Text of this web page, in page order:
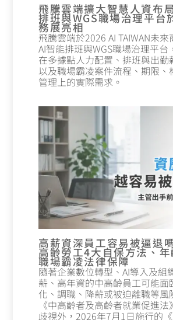
飛騰雲端擴大智慧人資布
排班與WGS職場治理平台
務展亮相
飛騰雲端於2026 AI TAIWAN未
AI智能排班與WGS職場治理平台
在多據點人力配置、排班與出勤
以及職場霸凌案件流程、期限、
管理上的實際需求。
高薪資深員工容易被逼退
高齡勞工4大自保方法、
職場霸凌法律保障
隨著企業數位轉型、AI導入及組
薪、高年資的中高齡員工可能面
化、調職、降薪或被迫離職等風
《中高齡者及高齡者就業促進
歧視外，2026年7月1日施行的